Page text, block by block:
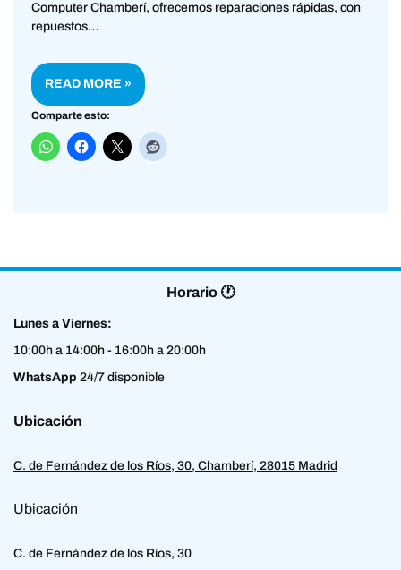
Computer Chamberí, ofrecemos reparaciones rápidas, con
repuestos…
READ MORE »
Comparte esto:
Horario 🕐
Lunes a Viernes:
10:00h a 14:00h - 16:00h a 20:00h
WhatsApp 24/7 disponible
Ubicación
C. de Fernández de los Ríos, 30, Chamberí, 28015 Madrid
Ubicación
C. de Fernández de los Ríos, 30